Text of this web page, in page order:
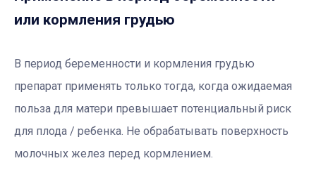
или кормления грудью
В период беременности и кормления грудью
препарат применять только тогда, когда ожидаемая
польза для матери превышает потенциальный риск
для плода / ребенка. Не обрабатывать поверхность
молочных желез перед кормлением.